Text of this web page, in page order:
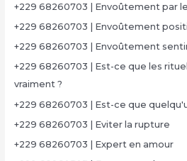
+229 68260703 | Envoûtement par
+229 68260703 | Envoûtement
+229 68260703 | Envoûtement
+229 68260703 | Est-ce que les
vraiment ?
+229 68260703 | Est-ce que
+229 68260703 | Eviter la rupture
+229 68260703 | Expert en amour